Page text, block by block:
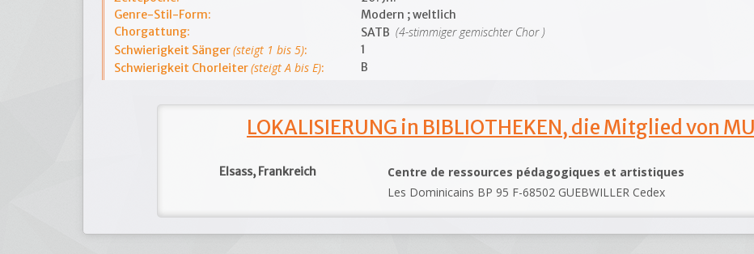
Genre-Stil-Form:
Modern ; weltlich
Chorgattung:
SATB (4-stimmiger gemischter Chor )
Schwierigkeit Sänger(steigt 1 bis 5):
1
Schwierigkeit Chorleiter(steigt A bis E): B
LOKALISIERUNG in BIBLIOTHEKEN, die Mitglied von
Elsass, Frankreich
Centre de ressources pédagogiques et artistiques
Les Dominicains BP 95 F-68502 GUEBWILLER Cedex